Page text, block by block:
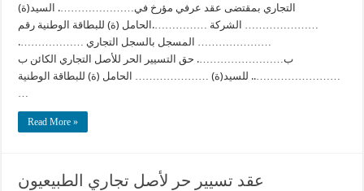
التجاري بمقتضى عقد عرفي مؤرخ في…………………. السيد(ة)
………………… الشركة …………….الحامل (ة) للبطاقة الوطنية رقم
………………… المسجل بالسجل التجاري ……………….
ب……………………. حق التسيير الحر للأصل التجاري الكائن ب
…………………….. للسيد(ة) ………………… الحامل (ة) للبطاقة الوطنية
…
Read More »
عقد تسيير حر لأصل تجاري الطبيعيون